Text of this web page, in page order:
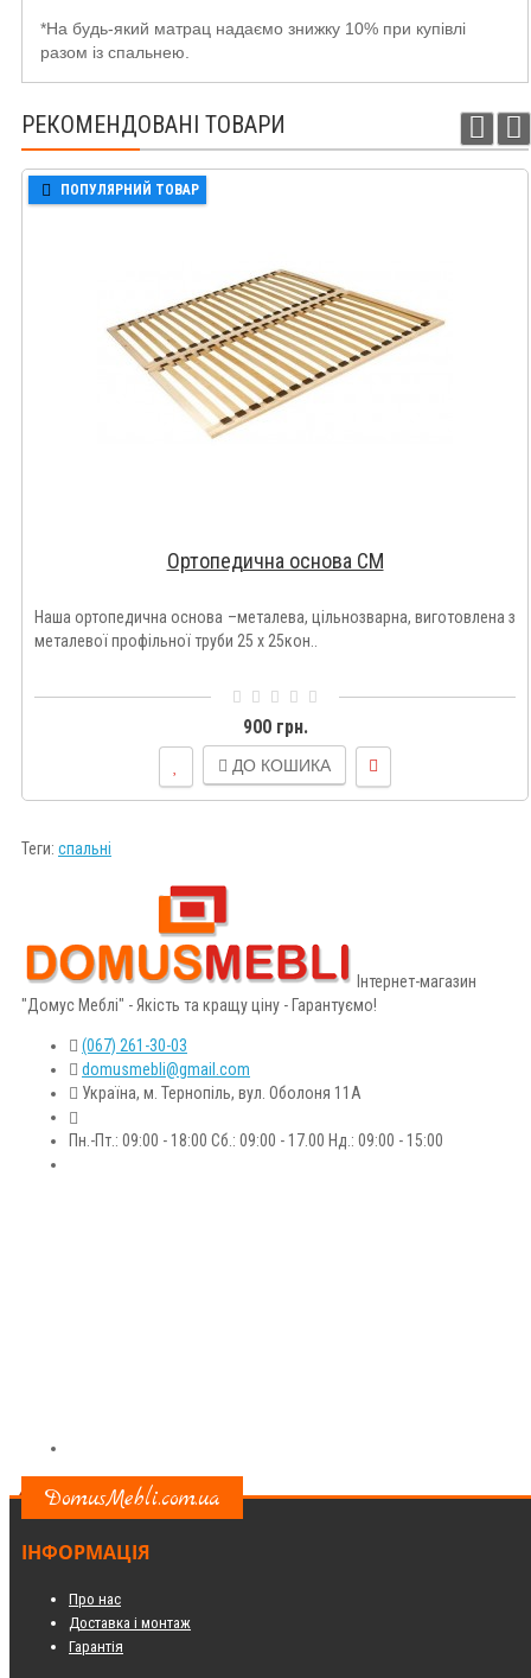
*На будь-який матрац надаємо знижку 10% при купівлі
разом із спальнею.
РЕКОМЕНДОВАНІ ТОВАРИ
ПОПУЛЯРНИЙ ТОВАР
Ортопедична основа СМ
Наша ортопедична основа –металева, цільнозварна, виготовлена з
металевої профільної труби 25 х 25кон..
900 грн.
ДО КОШИКА
Теги: спальні
Інтернет-магазин
"Домус Меблі" - Якість та кращу ціну - Гарантуємо!
(067) 261-30-03
domusmebli@gmail.com
Україна, м. Тернопіль, вул. Оболоня 11А
Пн.-Пт.: 09:00 - 18:00 Сб.: 09:00 - 17.00 Нд.: 09:00 - 15:00
DomusMebli.com.ua
ІНФОРМАЦІЯ
Про нас
Доставка і монтаж
Гарантія